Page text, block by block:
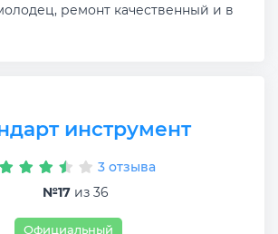
ремонт качественный и в
инструмент
3 отзыва
№17из 36
Официальный